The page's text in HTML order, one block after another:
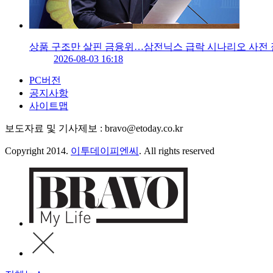
상품 구조만 살핀 금융위…삼전닉스 급락 시나리오 사전
2026-08-03 16:18
PC버전
공지사항
사이트맵
보도자료 및 기사제보 : bravo@etoday.co.kr
Copyright 2014. 이투데이피엔씨 . All rights reserved